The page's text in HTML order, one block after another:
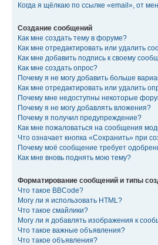
Когда я щёлкаю по ссылке «email», от
Создание сообщений
Как мне создать тему в форуме?
Как мне отредактировать или удалить
Как мне добавить подпись к своему
Как мне создать опрос?
Почему я не могу добавить больше
Как мне отредактировать или удалить
Почему мне недоступны некоторые
Почему я не могу добавлять вложения?
Почему я получил предупреждение?
Как мне пожаловаться на сообщения
Что означает кнопка «Сохранить» при
Почему моё сообщение требует
Как мне вновь поднять мою тему?
Форматирование сообщений и типы
Что такое BBCode?
Могу ли я использовать HTML?
Что такое смайлики?
Могу ли я добавлять изображения к
Что такое важные объявления?
Что такое объявления?